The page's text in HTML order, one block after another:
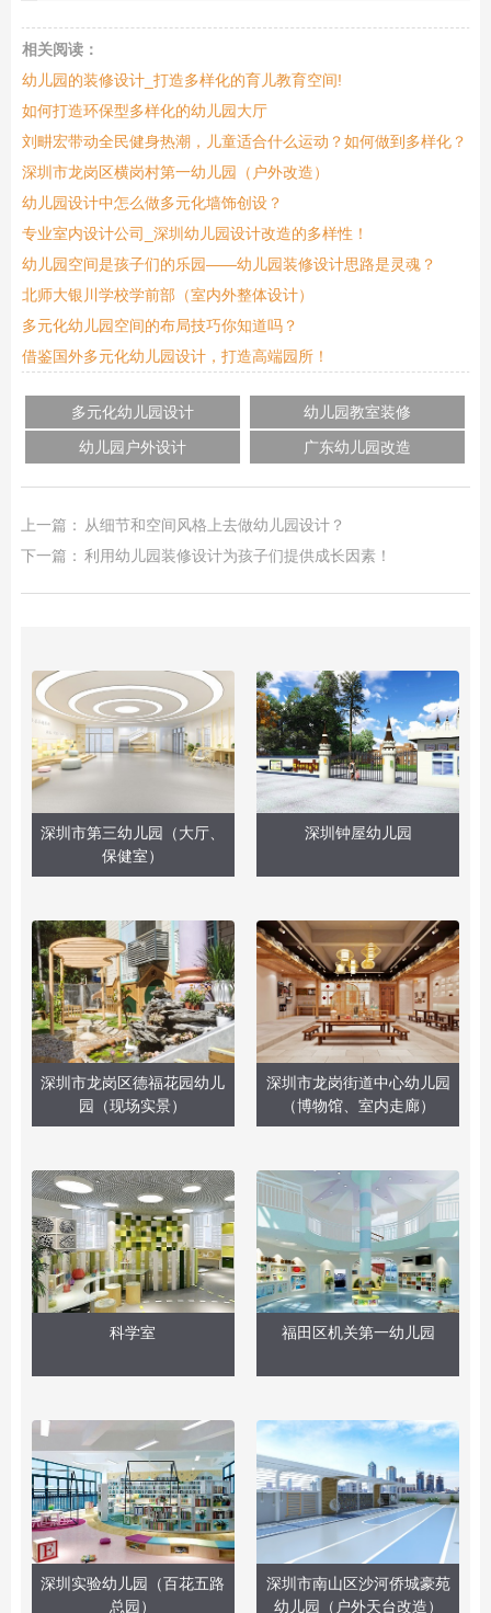
相关阅读：
幼儿园的装修设计_打造多样化的育儿教育空间!
如何打造环保型多样化的幼儿园大厅
刘畊宏带动全民健身热潮，儿童适合什么运动？如何做到多样化？
深圳市龙岗区横岗村第一幼儿园（户外改造）
幼儿园设计中怎么做多元化墙饰创设？
专业室内设计公司_深圳幼儿园设计改造的多样性！
幼儿园空间是孩子们的乐园——幼儿园装修设计思路是灵魂？
北师大银川学校学前部（室内外整体设计）
多元化幼儿园空间的布局技巧你知道吗？
借鉴国外多元化幼儿园设计，打造高端园所！
多元化幼儿园设计
幼儿园教室装修
幼儿园户外设计
广东幼儿园改造
上一篇：
从细节和空间风格上去做幼儿园设计？
下一篇： 利用幼儿园装修设计为孩子们提供成长因素！
深圳市第三幼儿园（大厅、
保健室）
深圳钟屋幼儿园
深圳市龙岗区德福花园幼儿
园（现场实景）
深圳市龙岗街道中心幼儿园
（博物馆、室内走廊）
科学室 福田区机关第一幼儿园
深圳实验幼儿园（百花五路
总园）
深圳市南山区沙河侨城豪苑
幼儿园（户外天台改造）